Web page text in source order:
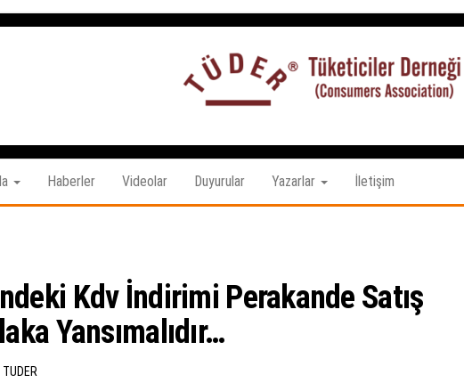
Tüketiciler
Derneği
tuketicilerdernegi.org.tr
Haberler Videolar Duyurular Yazarlar İletişim
Kdv İndirimi Perakande Satış
Yansımalıdır…
TUDER